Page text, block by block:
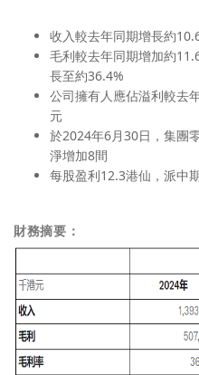
收入較去年同期增長約
毛利較去年同期增加約
長至約36.4%
公司擁有人應佔溢利較去
元
於2024年6月30日，集團
淨增加8間
每股盈利12.3港仙，派中
財務摘要：